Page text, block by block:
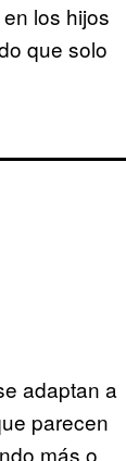
los hijos
que solo
adaptan a
parecen
más o